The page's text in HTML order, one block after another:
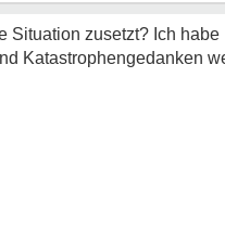
Situation zusetzt? Ich
Katastrophengedanken